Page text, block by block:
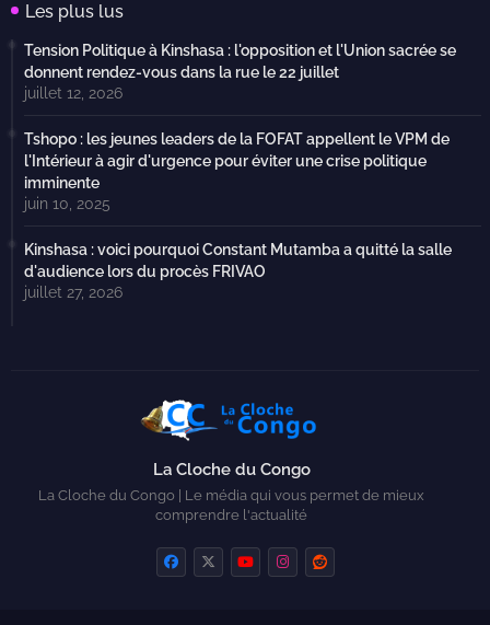
Les plus lus
Tension Politique à Kinshasa : l'opposition et l'Union sacrée se
donnent rendez-vous dans la rue le 22 juillet
juillet 12, 2026
Tshopo : les jeunes leaders de la FOFAT appellent le VPM de
l'Intérieur à agir d'urgence pour éviter une crise politique
imminente
juin 10, 2025
Kinshasa : voici pourquoi Constant Mutamba a quitté la salle
d'audience lors du procès FRIVAO
juillet 27, 2026
La Cloche du Congo
La Cloche du Congo | Le média qui vous permet de mieux
comprendre l'actualité